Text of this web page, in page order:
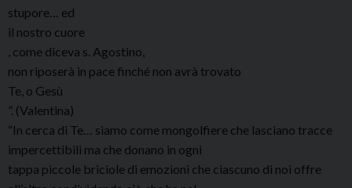
stupore… ed
il nostro cuore
, come diceva s. Agostino,
non riposerà in pace finché non avrà trovato
Te, o Gesù
”. (Valentina)
“In cerca di Te… siamo come mongolfiere che lasciano tracce
impercettibili ma che donano in ogni
tappa piccole briciole di emozioni che ciascuno di noi offre